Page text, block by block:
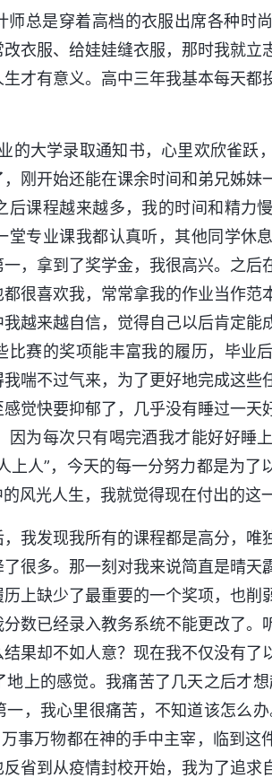
师总是穿着高档的衣服出席各种时
衣服、给娃娃缝衣服，那时我就立
才有意义。高中三年我基本每天
的大学录取通知书，心里欢欣雀跃
刚开始还能在课余时间和弟兄姊妹
后课程越来越多，我的时间和精力
专业课我都认真听，其他同学休
，拿到了奖学金，我很高兴。之后
很喜欢我，常常拿我的作业当作
越来越自信，觉得自己以后肯定能
比赛的奖项能丰富我的履历，毕业
喘不过气来，为了更好地完成这些
觉快要抑郁了，几乎没有睡过一天
因为每次只有喝完酒我才能好好睡
上人”，今天的每一分努力都是为
风光人生，我就觉得现在付出的这
我发现我所有的课程都是高分，唯
很多。那一刻对我来说简直是晴天
上缺少了最重要的一个奖项，也削
数已经录入教务系统不能更改了。
果却不如人意？现在我不仅没有
上的感觉。我痛苦了几天之后才想
，我心里很痛苦，不知道该怎么
事万物都在神的手中主宰，临到这
省到从疫情封校开始，我为了追求